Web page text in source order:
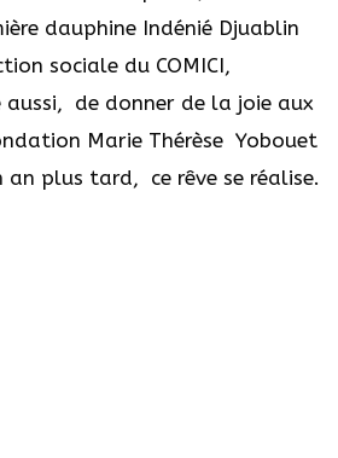
dauphine Indénié Djuablin
sociale du COMICI,
de donner de la joie aux
Marie Thérèse Yobouet
an plus tard, ce rêve se réalise.